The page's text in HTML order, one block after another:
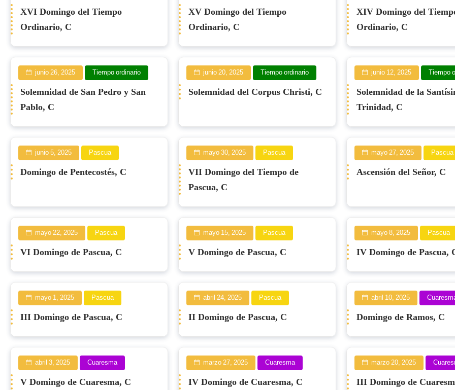
XVI Domingo del Tiempo
Ordinario, C
XV Domingo del Tiempo
Ordinario, C
XIV Domingo del
Ordinario, C
junio 26, 2025 Tiempo ordinario
Solemnidad de San Pedro y San
Pablo, C
junio 20, 2025 Tiempo ordinario
Solemnidad del Corpus Christi, C
junio 12, 2025 Tiempo
Solemnidad de la
Trinidad, C
junio 5, 2025 Pascua
Domingo de Pentecostés, C
mayo 30, 2025 Pascua
VII Domingo del Tiempo de
Pascua, C
mayo 27, 2025 Pascua
Ascensión del Señor, C
mayo 22, 2025 Pascua
VI Domingo de Pascua, C
mayo 15, 2025 Pascua
V Domingo de Pascua, C
mayo 8, 2025 Pascua
IV Domingo de Pascua,
mayo 1, 2025 Pascua
III Domingo de Pascua, C
abril 24, 2025 Pascua
II Domingo de Pascua, C
abril 10, 2025
Domingo de Ramos, C
abril 3, 2025 Cuaresma
V Domingo de Cuaresma, C
marzo 27, 2025 Cuaresma
IV Domingo de Cuaresma, C
marzo 20, 2025
III Domingo de